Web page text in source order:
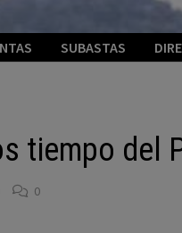
SUBASTAS
tiempo del
0